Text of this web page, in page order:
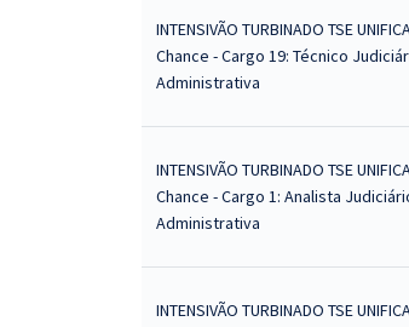
INTENSIVÃO TURBINADO TSE
Chance - Cargo 19: Técnico
Administrativa
INTENSIVÃO TURBINADO TSE
Chance - Cargo 1: Analista
Administrativa
INTENSIVÃO TURBINADO TSE